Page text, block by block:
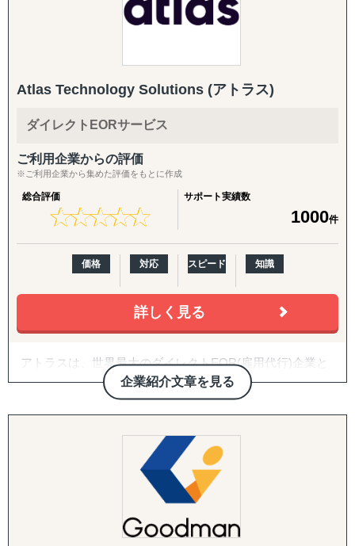
海外事業では、「世界の国・企業・人を豊かにするための
機会の創造」「ボーダレスな価値の創出」というミッショ
ンの元、2023年現在、約100名のスタッフで人材紹介事
業、海外メディア事業、教育事業、海外雇用代行(EOR)事
業を展開しております。
採用したい人材のお探しから、海外の雇用代行まで、企業
のグローバル展開を一気通貫でご支援します。
Atlas Technology Solutions (アトラス)
ダイレクトEORサービス
ご利用企業からの評価
※ご利用企業から集めた評価をもとに作成
総合評価
★★★★★
★★★★★
サポート実績数
1000件
価格 対応 スピード 知識
詳しく見る
企業紹介文章を見る
アトラスは、世界最大のダイレクトEOR(雇用代行)企業と
して、専門家がサポートするテクノロジー・プラットフォ
ームであり、企業が国境を越えて事業を拡大・人材を雇用
し、コンプライアンスを管理し、現地法人や複数のサード
パーティ・プロバイダーを必要とせずにグローバル人材へ
の給与支払いを柔軟に行うためのプラットフォームを提供
160ヵ国以上に事業法人を持つアトラスは、現地での経験
と専門知識をエンタープライズ・グレードのテクノロジ
ー・プラットフォームに集約し、何千もの企業やリモー